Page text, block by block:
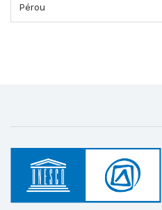
Pérou